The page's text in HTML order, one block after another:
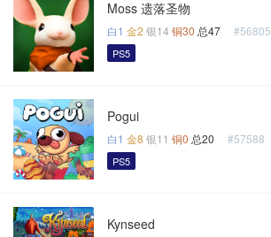
Moss 遗落圣物
白1 金2 银14 铜30 总47 #56805
PS5
Pogui
白1 金8 银11 铜0 总20 #57588
PS5
Kynseed